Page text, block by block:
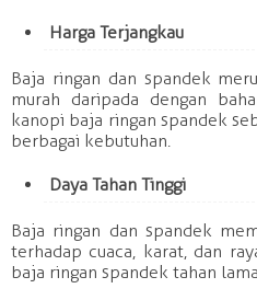
Harga Terjangkau
Baja ringan dan spandek
murah daripada dengan
kanopi baja ringan spandek
berbagai kebutuhan.
Daya Tahan Tinggi
Baja ringan dan spandek
terhadap cuaca, karat, dan
baja ringan spandek tahan